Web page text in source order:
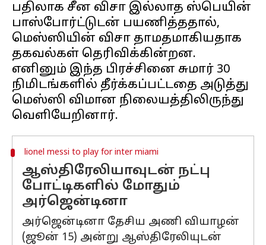
பதிலாக சீன விசா இல்லாத ஸ்பெயின்
பாஸ்போர்ட்டுடன் பயணித்ததால்,
மெஸ்ஸியின் விசா தாமதமாகியதாக
தகவல்கள் தெரிவிக்கின்றன.
எனினும் இந்த பிரச்சினை சுமார் 30
நிமிடங்களில் தீர்க்கப்பட்டதை அடுத்து
மெஸ்ஸி விமான நிலையத்திலிருந்து
lionel messi to play for inter miami
ஆஸ்திரேலியாவுடன் நட்பு
போட்டிகளில் மோதும்
அர்ஜென்டினா
அர்ஜென்டினா தேசிய அணி வியாழன்
(ஜூன் 15) அன்று ஆஸ்திரேலியுடன்